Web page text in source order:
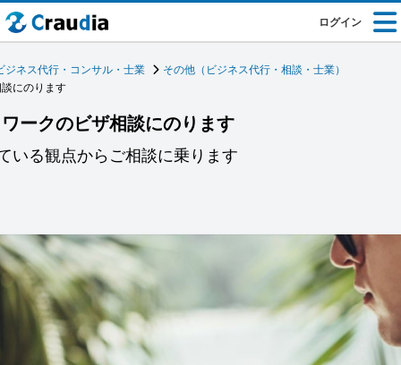
ログイン
ジネス代行・コンサル・士業
その他（ビジネス代行・相談・士業）
にのります
ークのビザ相談にのります
いる観点からご相談に乗ります